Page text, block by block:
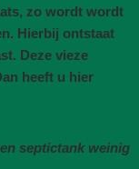
zo wordt wordt
Hierbij ontstaat
Deze vieze
heeft u hier
septictank weinig